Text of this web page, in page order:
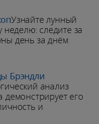
Узнайте лунный
неделю: следите за
день за днём
Брэндли
анализ
демонстрирует его
и